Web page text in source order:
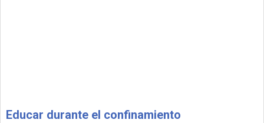
Educar durante el confinamiento